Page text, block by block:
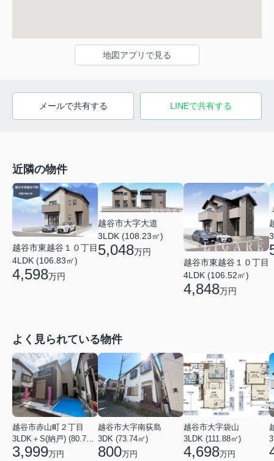
地図アプリで見る
メールで共有する LINEで共有する
近隣の物件
越谷市東越谷１０丁目
4LDK (106.83㎡)
4,598万円
越谷市大字大道
3LDK (108.23㎡)
5,048万円
越谷市東越谷１０丁目
4LDK (106.52㎡)
4,848万円
よく見られている物件
越谷市赤山町２丁目
3,999万円
越谷市大字南荻島
3DK (73.74㎡)
800万円
越谷市大字袋山
3LDK (111.88㎡)
4,698万円